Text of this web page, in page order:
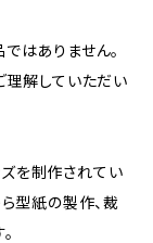
はありません。
理解していただい
を制作されてい
型紙の製作、裁